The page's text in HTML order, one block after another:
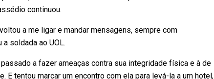
continuou.
a me ligar e mandar mensagens, sempre com
soldada ao UOL.
a fazer ameaças contra sua integridade física e à de
tentou marcar um encontro com ela para levá-la a um hotel,